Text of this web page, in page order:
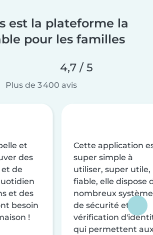
est la plateforme la
pour les familles
4,7 / 5
Plus de 3 400 avis
et
des
de
et des
besoin
!
Cette application
super simple à
utiliser, super utile,
fiable, elle dispose
nombreux
de sécurité et de
vérification
qui permettent